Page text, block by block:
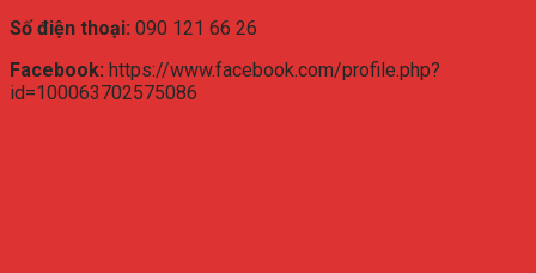
Số điện thoại: 090 121 66 26
Facebook: https://www.facebook.com/profile.php?
id=100063702575086